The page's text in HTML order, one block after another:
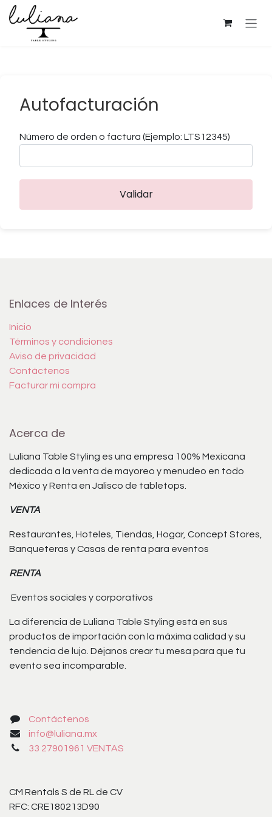
Ir al contenido
Autofacturación
Número de orden o factura (Ejemplo: LTS12345)
Validar
Enlaces de Interés
Inicio
Términos y condiciones
Aviso de privacidad
Contáctenos
Facturar mi compra
Acerca de
Luliana Table Styling es una empresa 100% Mexicana
dedicada a la venta de mayoreo y menudeo en todo
México y Renta en Jalisco de tabletops.
VENTA
Restaurantes, Hoteles, Tiendas, Hogar, Concept Stores,
Banqueteras y Casas de renta para eventos
RENTA
Eventos sociales y corporativos
La diferencia de Luliana Table Styling está en sus
productos de importación con la máxima calidad y su
tendencia de lujo. Déjanos crear tu mesa para que tu
evento sea incomparable.
Contáctenos
info@luliana.mx
33 27901961 VENTAS
CM Rentals S de RL de CV
RFC: CRE180213D90